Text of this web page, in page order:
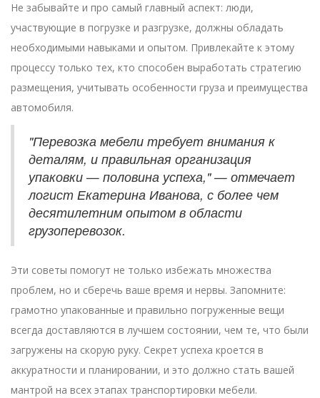
Не забывайте и про самый главный аспект: люди,
участвующие в погрузке и разгрузке, должны обладать
необходимыми навыками и опытом. Привлекайте к этому
процессу только тех, кто способен выработать стратегию
размещения, учитывать особенности груза и преимущества
автомобиля.
"Перевозка мебели требует внимания к
деталям, и правильная организация
упаковки — половина успеха," — отмечает
логист Екатерина Иванова, с более чем
десятилетним опытом в области
грузоперевозок.
Эти советы помогут не только избежать множества
проблем, но и сберечь ваше время и нервы. Запомните:
грамотно упакованные и правильно погруженные вещи
всегда доставляются в лучшем состоянии, чем те, что были
загружены на скорую руку. Секрет успеха кроется в
аккуратности и планировании, и это должно стать вашей
мантрой на всех этапах транспортировки мебели.